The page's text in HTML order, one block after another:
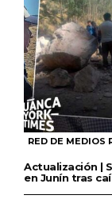
RED DE MEDIOS
Actualización |
en Junín tras